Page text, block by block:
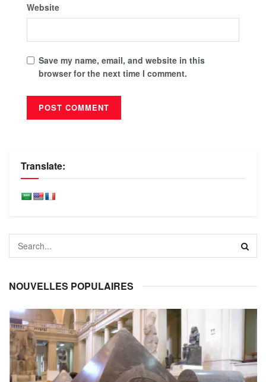
Website
Save my name, email, and website in this
browser for the next time I comment.
Translate:
NOUVELLES POPULAIRES